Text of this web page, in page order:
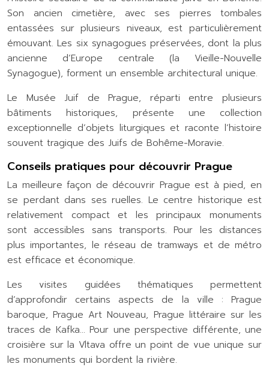
Son ancien cimetière, avec ses pierres tombales
entassées sur plusieurs niveaux, est particulièrement
émouvant. Les six synagogues préservées, dont la plus
ancienne d’Europe centrale (la Vieille-Nouvelle
Synagogue), forment un ensemble architectural unique.
Le Musée Juif de Prague, réparti entre plusieurs
bâtiments historiques, présente une collection
exceptionnelle d’objets liturgiques et raconte l’histoire
souvent tragique des Juifs de Bohême-Moravie.
Conseils pratiques pour découvrir Prague
La meilleure façon de découvrir Prague est à pied, en
se perdant dans ses ruelles. Le centre historique est
relativement compact et les principaux monuments
sont accessibles sans transports. Pour les distances
plus importantes, le réseau de tramways et de métro
est efficace et économique.
Les visites guidées thématiques permettent
d’approfondir certains aspects de la ville : Prague
baroque, Prague Art Nouveau, Prague littéraire sur les
traces de Kafka… Pour une perspective différente, une
croisière sur la Vltava offre un point de vue unique sur
les monuments qui bordent la rivière.